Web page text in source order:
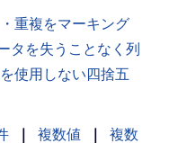
重複をマーキング
タを失うことなく列
使用しない四捨五
複数値
複数